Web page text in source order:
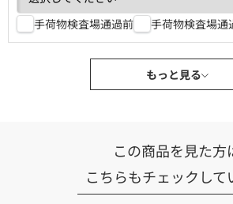
手荷物検査場通過前 手荷物検査場通
もっと見る
この商品を見た方
こちらもチェックして